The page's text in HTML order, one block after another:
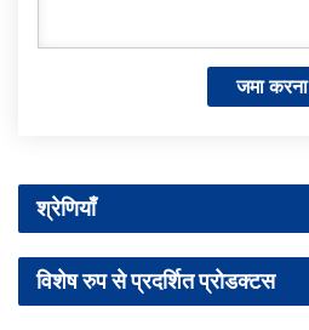
जमा करना
श्रेणियाँ
विशेष रुप से प्रदर्शित प्रोडक्टस